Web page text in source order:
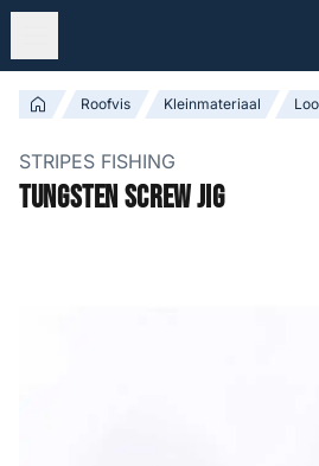
Roofvis Kleinmateriaal
STRIPES FISHING
Tungsten Screw Jig